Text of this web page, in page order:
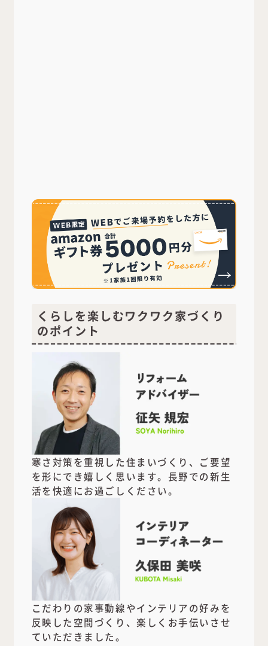
くらしを楽しむワクワク家づくり
のポイント
寒さ対策を重視した住まいづくり、ご要望
を形にでき嬉しく思います。長野での新生
活を快適にお過ごしください。
こだわりの家事動線やインテリアの好みを
反映した空間づくり、楽しくお手伝いさせ
ていただきました。